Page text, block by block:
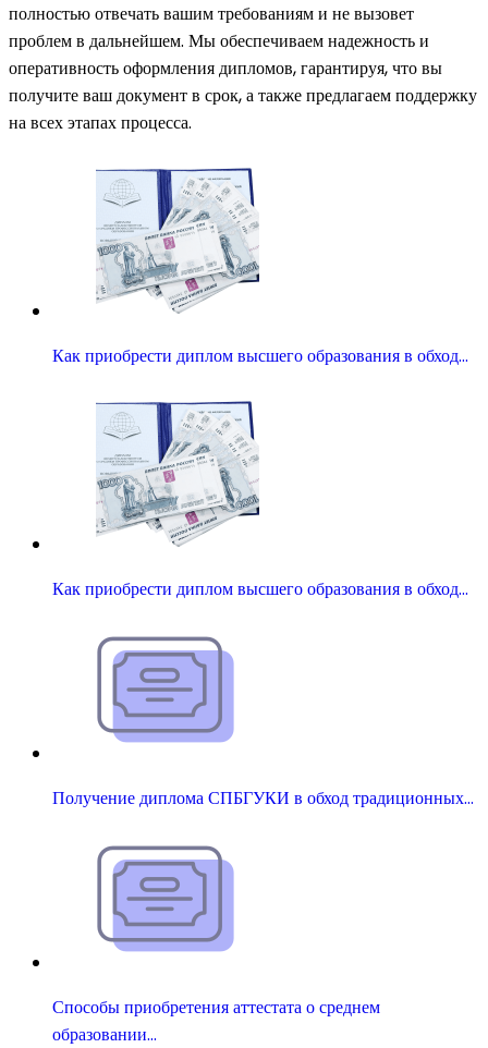
полностью отвечать вашим требованиям и не вызовет
проблем в дальнейшем. Мы обеспечиваем надежность и
оперативность оформления дипломов, гарантируя, что вы
получите ваш документ в срок, а также предлагаем поддержку
на всех этапах процесса.
Как приобрести диплом высшего образования в обход…
Как приобрести диплом высшего образования в обход…
Получение диплома СПБГУКИ в обход традиционных…
Способы приобретения аттестата о среднем
образовании…